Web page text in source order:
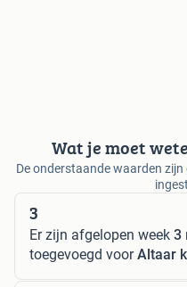
Wat je moet
De onderstaande waarden
3
Er zijn afgelopen week 3
toegevoegd voorAltaar